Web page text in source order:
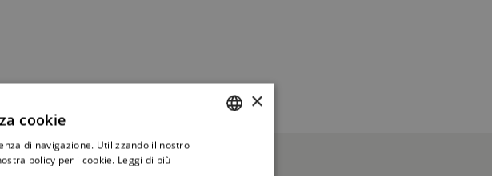
×
cookie
di navigazione. Utilizzando il nostro
policy per i cookie. Leggi di più